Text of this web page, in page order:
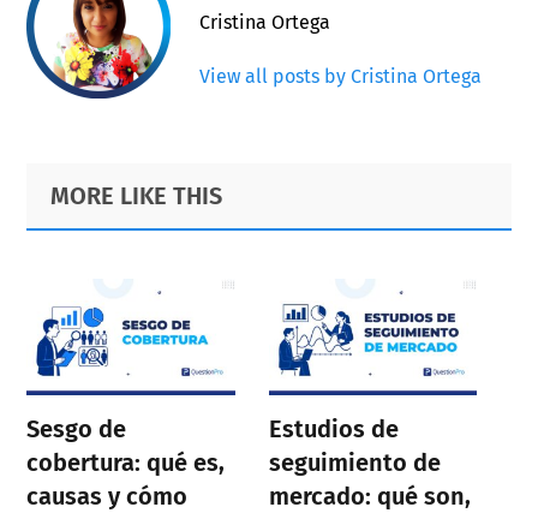
Cristina Ortega
View all posts by Cristina Ortega
Primary
Sidebar
Footer
MORE LIKE THIS
Sesgo de
cobertura: qué es,
causas y cómo
Estudios de
seguimiento de
mercado: qué son,